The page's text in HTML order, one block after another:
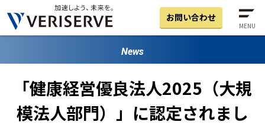
お問い合わせ
MENU
News
「健康経営優良法人2025（大規
模法人部門）」に認定されまし